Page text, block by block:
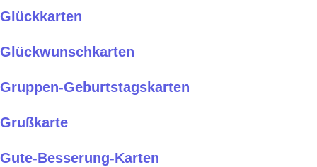
Glückkarten
Glückwunschkarten
Gruppen-Geburtstagskarten
Grußkarte
Gute-Besserung-Karten